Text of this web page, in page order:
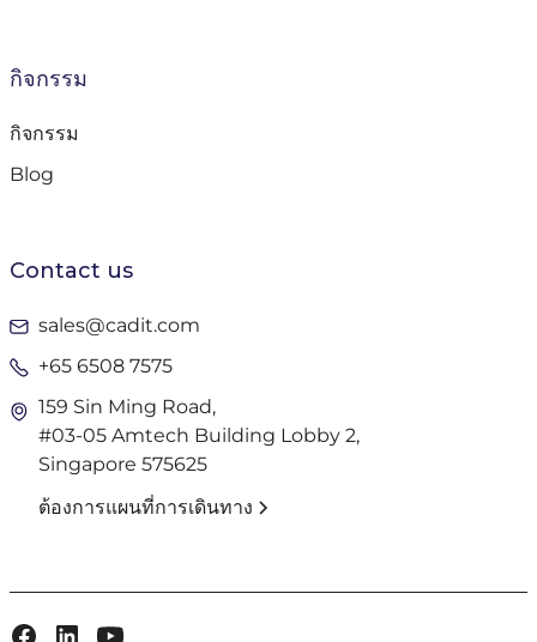
กิจกรรม
กิจกรรม
Blog
Contact us
sales@cadit.com
+65 6508 7575
159 Sin Ming Road,
#03-05 Amtech Building Lobby 2,
Singapore 575625
ต้องการแผนที่การเดินทาง